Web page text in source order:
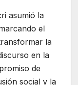
asumió la
el
la
en la
de
social y la